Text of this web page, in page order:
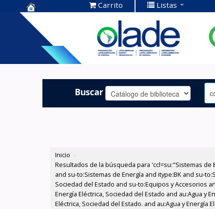
Centro de
Documentación
OLADE -
Carrito Listas
Buscar
Inicio ›
Resultados de la búsqueda para 'ccl=su:"Sistemas de
and su-to:Sistemas de Energía and itype:BK and su-
Sociedad del Estado and su-to:Equipos y Accesorios
Energía Eléctrica, Sociedad del Estado and au:Agua y
Eléctrica, Sociedad del Estado. and au:Agua y Energía